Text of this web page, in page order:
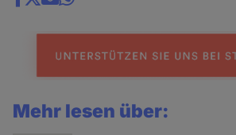
Share
news
Mehr lesen über: